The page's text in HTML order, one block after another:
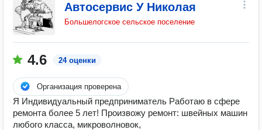
Автосервис У Николая
Большелогское сельское поселение
4.6 24 оценки
Организация проверена
Я Индивидуальный предприниматель Работаю в сфере
ремонта более 5 лет! Произвожу ремонт: швейных машин
любого класса, микроволновок,